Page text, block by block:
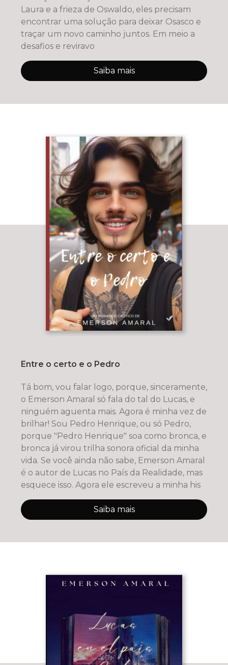
Laura e a frieza de Oswaldo, eles precisam
encontrar uma solução para deixar Osasco e
traçar um novo caminho juntos. Em meio a
desafios e reviravo
Saiba mais
Entre o certo e o Pedro
Tá bom, vou falar logo, porque, sinceramente,
o Emerson Amaral só fala do tal do Lucas, e
ninguém aguenta mais. Agora é minha vez de
brilhar! Sou Pedro Henrique, ou só Pedro,
porque "Pedro Henrique" soa como bronca, e
bronca já virou trilha sonora oficial da minha
vida. Se você ainda não sabe, Emerson Amaral
é o autor de Lucas no País da Realidade, mas
esquece isso. Agora ele escreveu a minha his
Saiba mais